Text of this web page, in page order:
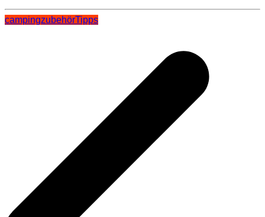
campingzubehörTipps